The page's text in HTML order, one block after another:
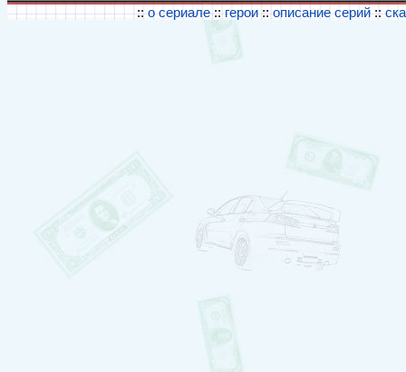
:: о сериале:: герои::описание серий::